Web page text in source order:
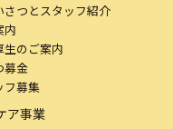
さつとスタッフ紹介
内
生のご案内
募金
フ募集
ア事業